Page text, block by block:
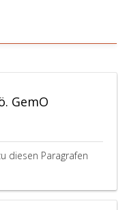
GemO
diesen Paragrafen